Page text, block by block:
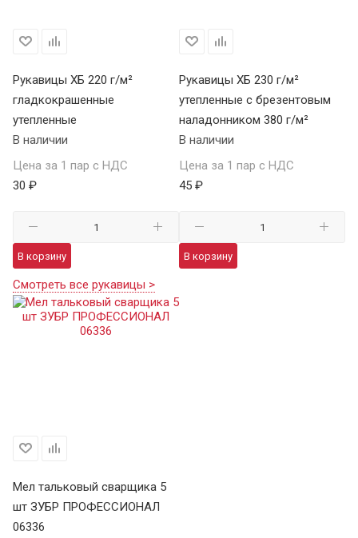
Рукавицы ХБ 220 г/м²
гладкокрашенные
утепленные
В наличии
Цена за 1 пар с НДС
30 ₽
В корзину
Рукавицы ХБ 230 г/м²
утепленные с брезентовым
наладонником 380 г/м²
В наличии
Цена за 1 пар с НДС
45 ₽
В корзину
Смотреть все рукавицы >
Мел тальковый сварщика 5
шт ЗУБР ПРОФЕССИОНАЛ
06336